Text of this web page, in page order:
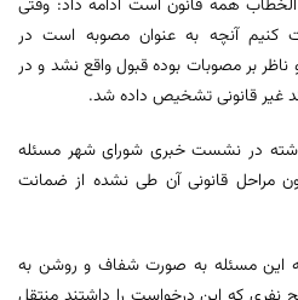
الخطاب همه قانون است ادامه داد: وقتی
کنیم آنچه به عنوان مصوبه است در
ناظر بر مصوبات بوده قبول واقع نشد و در
غیر قانونی تشخیص داده شد.
در نشست خبری شورای شهر مسئله
مراحل قانونی آن طی نشده از ضمانت
ساعت گذشته این مسئله به صورت شفاف و روشن به